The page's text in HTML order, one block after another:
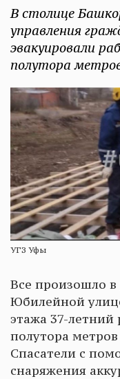
В столице
управления
эвакуировали
полутора
УГЗ Уфы
Все произошло
Юбилейной
этажа 37-летний
полутора
Спасатели с
снаряжения